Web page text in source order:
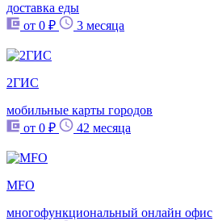
доставка еды
от 0 ₽
3 месяца
2ГИС
мобильные карты городов
от 0 ₽
42 месяца
MFO
многофункциональный онлайн офис